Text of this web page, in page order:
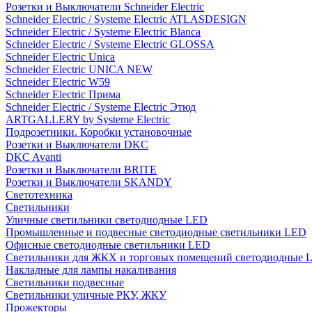
Розетки и Выключатели Schneider Electric
Schneider Electric / Systeme Electric ATLASDESIGN
Schneider Electric / Systeme Electric Blanca
Schneider Electric / Systeme Electric GLOSSA
Schneider Electric Unica
Schneider Electric UNICA NEW
Schneider Electric W59
Schneider Electric Прима
Schneider Electric / Systeme Electric Этюд
ARTGALLERY by Systeme Electric
Подрозетники. Коробки установочные
Розетки и Выключатели DKC
DKC Avanti
Розетки и Выключатели BRITE
Розетки и Выключатели SKANDY
Светотехника
Светильники
Уличные светильники светодиодные LED
Промышленные и подвесные светодиодные светильники LED
Офисные светодиодные светильники LED
Светильники для ЖКХ и торговых помещений светодиодные
Накладные для лампы накаливания
Светильники подвесные
Светильники уличные РКУ, ЖКУ
Прожекторы